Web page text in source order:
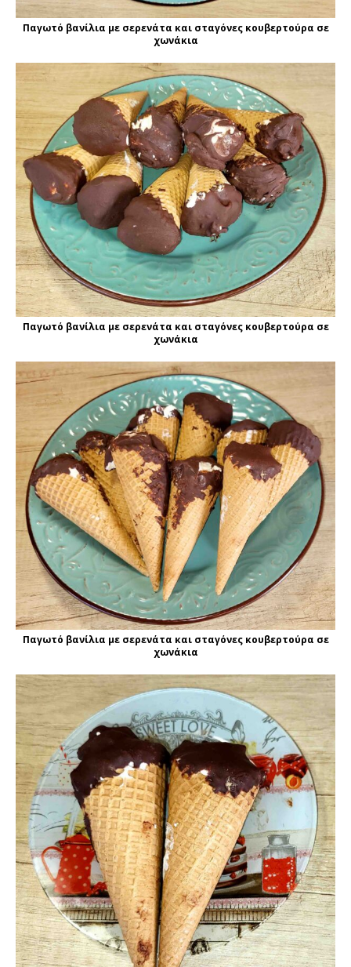
Παγωτό βανίλια με σερενάτα και σταγόνες κουβερτούρα σε
χωνάκια
Παγωτό βανίλια με σερενάτα και σταγόνες κουβερτούρα σε
χωνάκια
Παγωτό βανίλια με σερενάτα και σταγόνες κουβερτούρα σε
χωνάκια